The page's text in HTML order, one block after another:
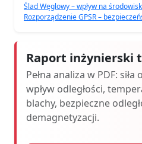
Ślad Węglowy – wpływ na
Rozporządzenie GPSR –
Raport inżynierski
Pełna analiza w PDF:
wpływ odległości,
blachy, bezpieczne
demagnetyzacji.